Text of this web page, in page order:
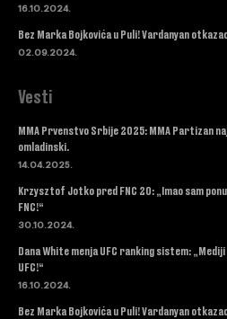
16.10.2024.
Bez Marka Bojkovića u Puli! Vardanyan
02.09.2024.
Vesti
MMA Prvenstvo Srbije 2025: MMA Partizan
omladinski.
14.04.2025.
Krzysztof Jotko pred FNC 20: „Imao sam
FNC!“
30.10.2024.
Dana White menja UFC ranking sistem:
UFC!“
16.10.2024.
Bez Marka Bojkovića u Puli! Vardanyan